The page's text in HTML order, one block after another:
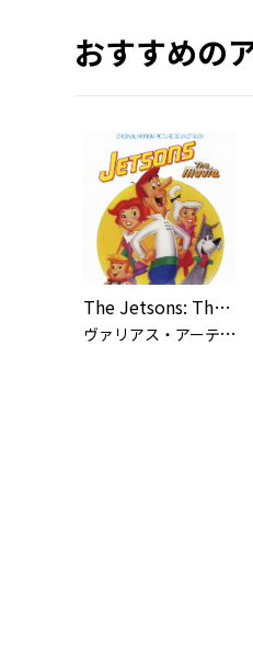
おすすめの
The Jetsons: The Movie (Original Motion Picture Soundtrack)
ヴ
ァリアス・アーティスト